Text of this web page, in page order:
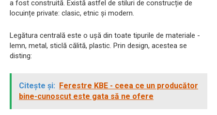
a fost construită. Există astfel de stiluri de construcție de
locuințe private: clasic, etnic și modern.
Legătura centrală este o ușă din toate tipurile de materiale -
lemn, metal, sticlă călită, plastic. Prin design, acestea se
disting:
Citește și: Ferestre KBE - ceea ce un producător
bine-cunoscut este gata să ne ofere